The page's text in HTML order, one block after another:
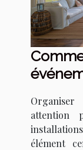
attention
élément